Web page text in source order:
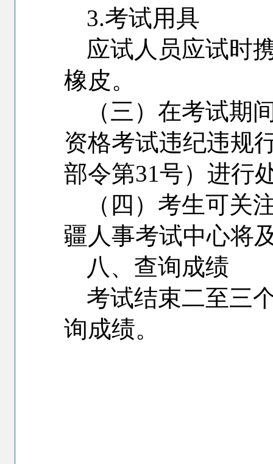
3.考试用具
应试人员应试时
橡皮。
（三）在考试期
资格考试违纪违规
部令第31号）进行
（四）考生可关
疆人事考试中心将
八、查询成绩
考试结束二至三
询成绩。